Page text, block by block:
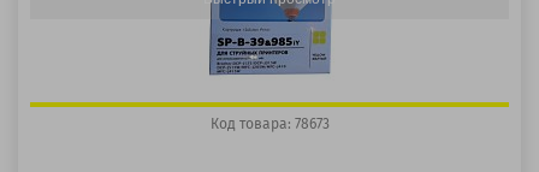
Код товара: 78673